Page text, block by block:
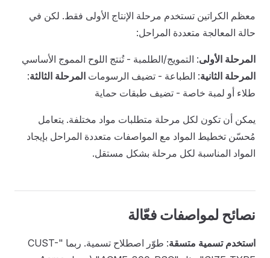
معظم الكراتين تستخدم مرحلة الإنتاج الأولى فقط. لكن في
حالة المعالجة متعددة المراحل:
المرحلة الأولى: التمويج/الطلمبة - تُنتج اللوح المموج الأساسي
المرحلة الثانية: الطباعة - تضيف الرسومات المرحلة الثالثة:
طلاء أو لمبة خاصة - تضيف طبقات حماية
يمكن أن تكون لكل مرحلة متطلبات مواد مختلفة. يتعامل
مُحسّن تخطيط المواد مع المواصفات متعددة المراحل بإيجاد
المواد المناسبة لكل مرحلة بشكل مستقل.
نصائح لمواصفات فعّالة
استخدم تسمية متسقة
: طوّر اصطلاح تسمية. ربما "CUST-